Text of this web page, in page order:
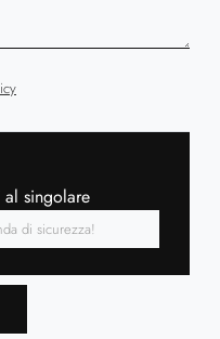
singolare